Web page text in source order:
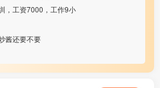
，工资7000，工作9小
酱还要不要